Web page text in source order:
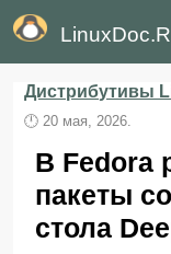
Дистрибутивы
🕛20 мая, 2026.
В Fedora
пакеты
стола